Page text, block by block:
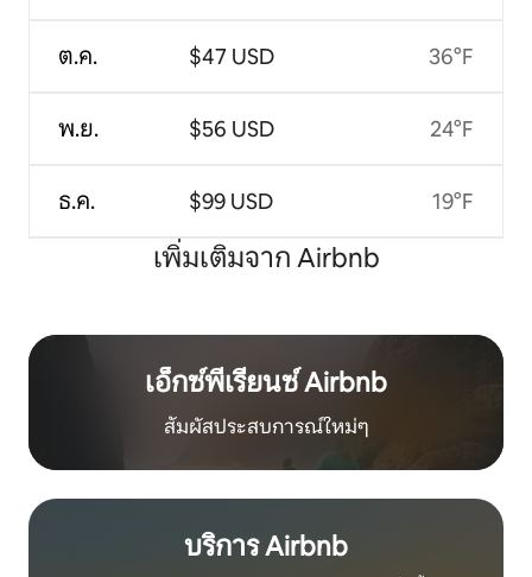
ต.ค.
พ.ย.
ธ.ค.
$47 USD
$56 USD
$99 USD
36°F
24°F
19°F
เพิ่มเติมจาก Airbnb
เอ็กซ์พีเรียนซ์ Airbnb
สัมผัสประสบการณ์ใหม่ๆ
บริการ Airbnb